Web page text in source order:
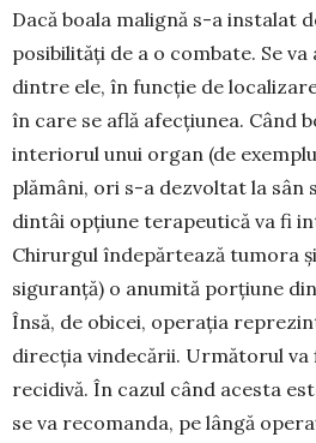
Dacă boala malignă s-a instalat
posibilități de a o combate. Se va
dintre ele, în funcție de
în care se află afecțiunea. Când
interiorul unui organ (de
plămâni, ori s-a dezvoltat la sân
dintâi opțiune terapeutică va fi
Chirurgul îndepărtează tu­mora
siguranță) o anumită por­țiune
Însă, de obicei, ope­rația
direcția vinde­cării. Următorul va
recidivă. În cazul când acesta
se va recomanda, pe lângă